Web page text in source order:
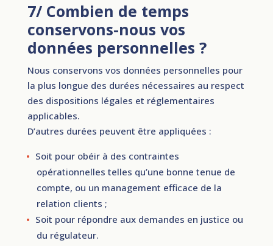
7/ Combien de temps
conservons-nous vos
données personnelles ?
Nous conservons vos données personnelles pour
la plus longue des durées nécessaires au respect
des dispositions légales et réglementaires
applicables.
D’autres durées peuvent être appliquées :
Soit pour obéir à des contraintes
opérationnelles telles qu’une bonne tenue de
compte, ou un management efficace de la
relation clients ;
Soit pour répondre aux demandes en justice ou
du régulateur.